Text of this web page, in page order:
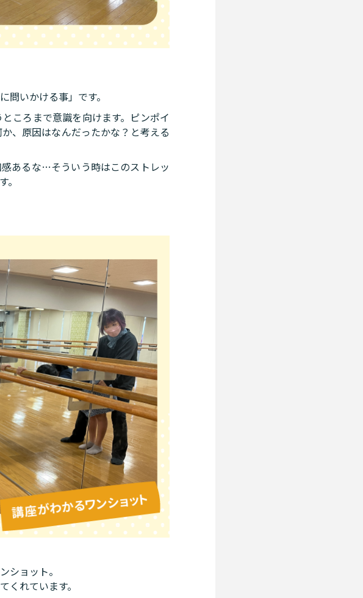
いかける事」です。
ころまで意識を向けます。ピンポイ
、原因はなんだったかな？と考える
あるな…そういう時はこのストレッ
ショット。
れています。